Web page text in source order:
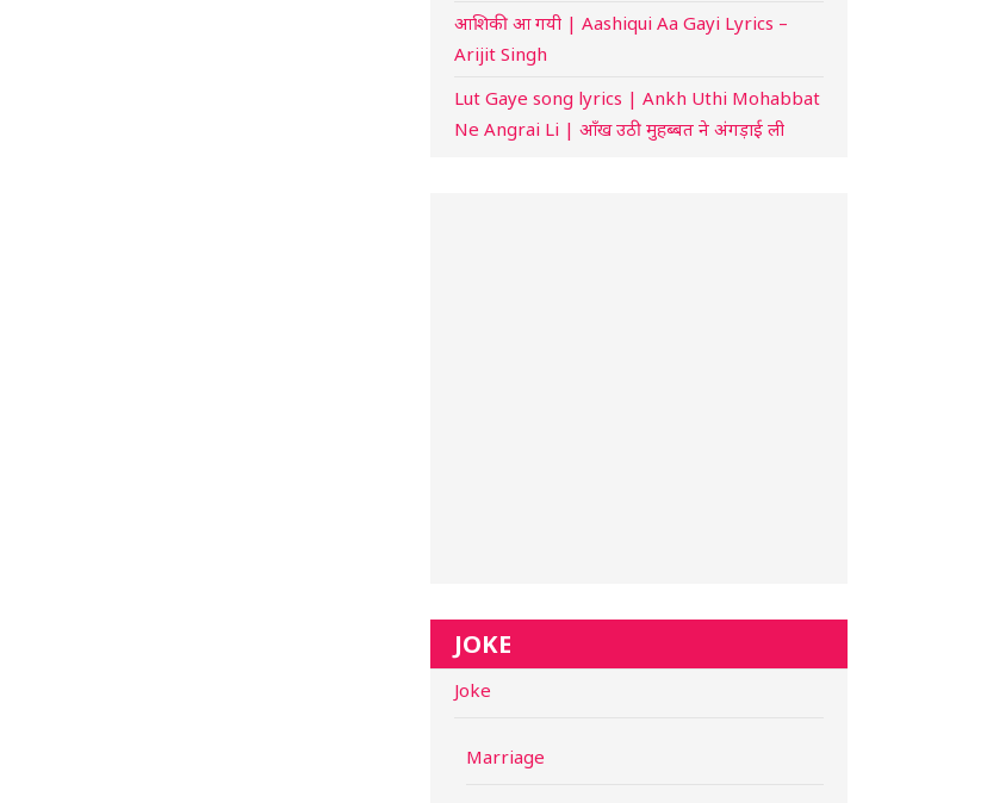
आशिकी आ गयी | Aashiqui Aa Gayi Lyrics –
Arijit Singh
Lut Gaye song lyrics | Ankh Uthi Mohabbat
Ne Angrai Li | आँख उठी मुहब्बत ने अंगड़ाई ली
JOKE
Joke
Marriage